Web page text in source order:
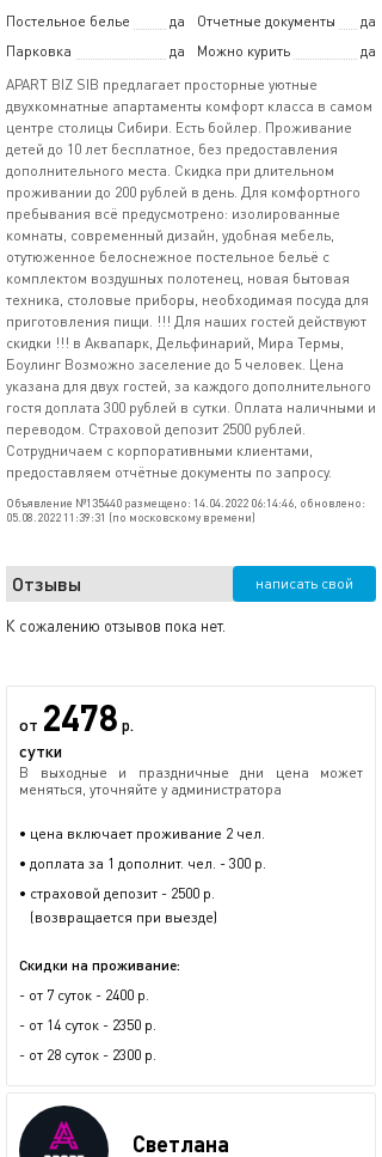
Постельное белье да Отчетные документы
да
Парковка
да Можно курить
да
APART BIZ SIB предлагает просторные уютные
двухкомнатные апартаменты комфорт класса в самом
центре столицы Сибири. Есть бойлер. Проживание
детей до 10 лет бесплатное, без предоставления
дополнительного места. Скидка при длительном
проживании до 200 рублей в день. Для комфортного
пребывания всё предусмотрено: изолированные
комнаты, современный дизайн, удобная мебель,
отутюженное белоснежное постельное бельё с
комплектом воздушных полотенец, новая бытовая
техника, столовые приборы, необходимая посуда для
приготовления пищи. !!! Для наших гостей действуют
скидки !!! в Аквапарк, Дельфинарий, Мира Термы,
Боулинг Возможно заселение до 5 человек. Цена
указана для двух гостей, за каждого дополнительного
гостя доплата 300 рублей в сутки. Оплата наличными и
переводом. Страховой депозит 2500 рублей.
Сотрудничаем с корпоративными клиентами,
предоставляем отчётные документы по запросу.
Объявление №135440 размещено: 14.04.2022 06:14:46, обновлено:
05.08.2022 11:39:31 (по московскому времени)
Отзывы написать свой
К сожалению отзывов пока нет.
от 2478 р.
сутки
В выходные и праздничные дни цена может
меняться, уточняйте у администратора
• цена включает проживание 2 чел.
• доплата за 1 дополнит. чел. - 300 р.
• страховой депозит - 2500 р.
(возвращается при выезде)
Скидки на проживание:
- от 7 суток - 2400 р.
- от 14 суток - 2350 р.
- от 28 суток - 2300 р.
Светлана